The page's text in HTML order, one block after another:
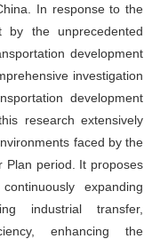
In response to the
by the unprecedented
development
investigation
development
research extensively
faced by the
Plan period. It proposes
expanding
industrial transfer,
enhancing the